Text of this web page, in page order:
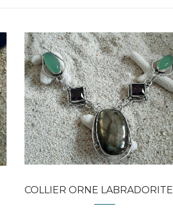
Dans mon panier
APERÇU RAPIDE
COLLIER ORNE LABRADORITE AMETHYSTE &...